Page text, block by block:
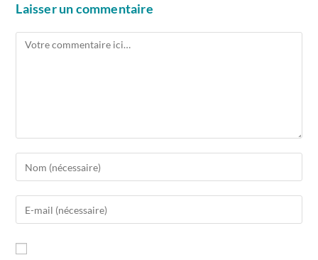
Laisser un commentaire